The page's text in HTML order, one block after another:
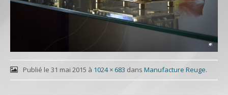
Publié le 31 mai 2015 à 1024 × 683 dans Manufacture Reuge.